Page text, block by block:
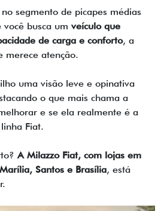
segmento de picapes médias
você busca umveículo que
de carga e conforto, a
merece atenção.
uma visão leve e opinativa
o que mais chama a
e se ela realmente é a
Fiat.
A Milazzo Fiat, com lojas em
Santos e Brasília, está